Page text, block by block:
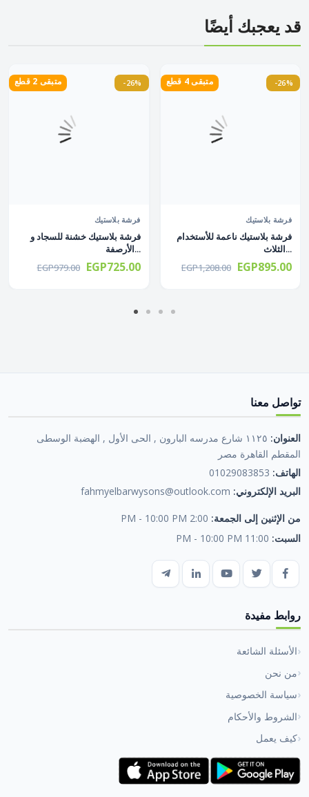
قد يعجبك أيضًا
-26% متبقى 2 قطع
فرشة بلاستيك
فرشة بلاستيك خشنة للسجاد و
الأرصفة...
EGP979.00 EGP725.00
-26% متبقى 4 قطع
فرشة بلاستيك
فرشة بلاستيك ناعمة للأستخدام
الثلاث...
EGP1,208.00 EGP895.00
تواصل معنا
العنوان:
١١٢٥ شارع مدرسه البارون , الحى الأول , الهضبة الوسطى
المقطم القاهرة مصر
الهاتف: 01029083853
البريد الإلكتروني: fahmyelbarwysons@outlook.com
من الإثنين إلى الجمعة: 2:00 PM - 10:00 PM
السبت: 11:00 PM - 10:00 PM
روابط مفيدة
الأسئلة الشائعة
من نحن
سياسة الخصوصية
الشروط والأحكام
كيف يعمل